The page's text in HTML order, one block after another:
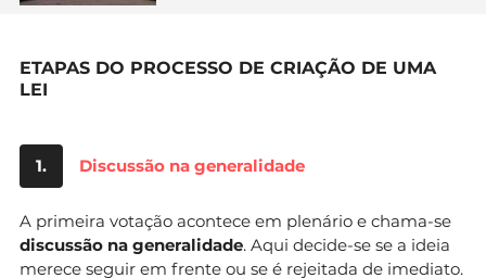
ETAPAS DO PROCESSO DE CRIAÇÃO DE UMA
LEI
1. Discussão na generalidade
A primeira votação acontece em plenário e chama-se
discussão na generalidade. Aqui decide-se se a ideia
merece seguir em frente ou se é rejeitada de imediato.